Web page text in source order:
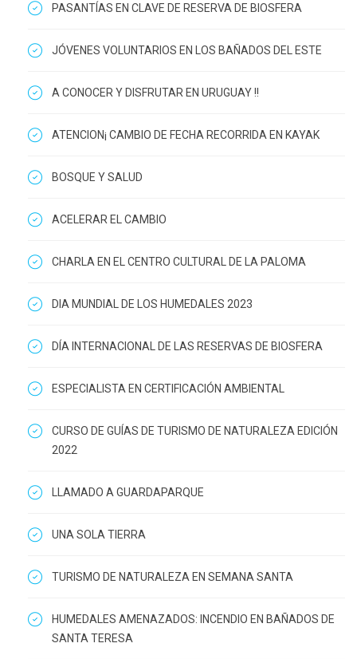
PASANTÍAS EN CLAVE DE RESERVA DE BIOSFERA
JÓVENES VOLUNTARIOS EN LOS BAÑADOS DEL ESTE
A CONOCER Y DISFRUTAR EN URUGUAY !!
ATENCION¡ CAMBIO DE FECHA RECORRIDA EN KAYAK
BOSQUE Y SALUD
ACELERAR EL CAMBIO
CHARLA EN EL CENTRO CULTURAL DE LA PALOMA
DIA MUNDIAL DE LOS HUMEDALES 2023
DÍA INTERNACIONAL DE LAS RESERVAS DE BIOSFERA
ESPECIALISTA EN CERTIFICACIÓN AMBIENTAL
CURSO DE GUÍAS DE TURISMO DE NATURALEZA EDICIÓN
2022
LLAMADO A GUARDAPARQUE
UNA SOLA TIERRA
TURISMO DE NATURALEZA EN SEMANA SANTA
HUMEDALES AMENAZADOS: INCENDIO EN BAÑADOS DE
SANTA TERESA